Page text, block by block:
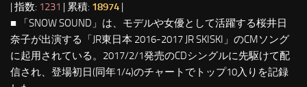
| 指数: 1231 | 累積: 18974
■ 「SNOW SOUND」は、モデルや女優として活躍する桜井日
奈子が出演する「JR東日本 2016-2017 JR SKISKI」のCMソング
に起用されている。2017/2/1発売のCDシングルに先駆けて配
信され、登場初日(同年1/4)のチャートでトップ10入りを記録